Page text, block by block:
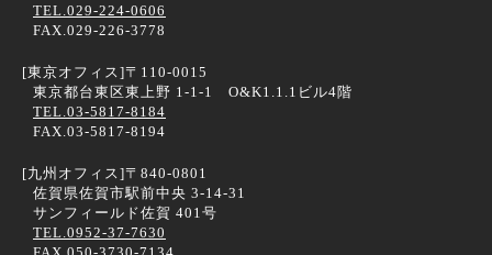
TEL.029-224-0606
FAX.029-226-3778
[東京オフィス]〒110-0015
東京都台東区東上野 1-1-1 O&K1.1.1ビル4階
TEL.03-5817-8184
FAX.03-5817-8194
[九州オフィス]〒840-0801
佐賀県佐賀市駅前中央 3-14-31
サンフィールド佐賀 401号
TEL.0952-37-7630